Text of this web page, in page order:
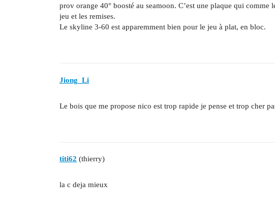
prov orange 40° boosté au seamoon. C’est une plaque qui
jeu et les remises.
Le skyline 3-60 est apparemment bien pour le jeu à plat, en bloc.
Jiong_Li
Le bois que me propose nico est trop rapide je pense et trop cher
titi62 (thierry)
la c deja mieux